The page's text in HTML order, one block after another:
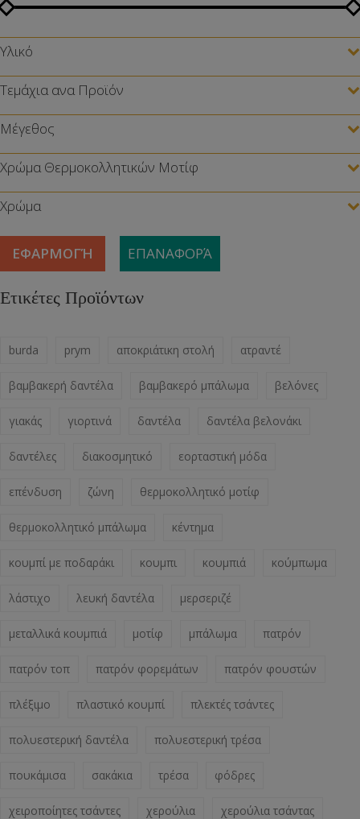
Υλικό
Τεμάχια ανα Προϊόν
Μέγεθος
Χρώμα Θερμοκολλητικών Μοτίφ
Χρώμα
ΕΦΑΡΜΟΓΉ ΕΠΑΝΑΦΟΡΆ
Ετικέτες Προϊόντων
burda prym αποκριάτικη στολή ατραντέ
βαμβακερή δαντέλα βαμβακερό μπάλωμα βελόνες
γιακάς γιορτινά δαντέλα δαντέλα βελονάκι
δαντέλες διακοσμητικό εορταστική μόδα
επένδυση ζώνη θερμοκολλητικό μοτίφ
θερμοκολλητικό μπάλωμα κέντημα
κουμπί με ποδαράκι κουμπι κουμπιά κούμπωμα
λάστιχο λευκή δαντέλα μερσεριζέ
μεταλλικά κουμπιά μοτίφ μπάλωμα πατρόν
πατρόν τοπ πατρόν φορεμάτων πατρόν φουστών
πλέξιμο πλαστικό κουμπί πλεκτές τσάντες
πολυεστερική δαντέλα πολυεστερική τρέσα
πουκάμισα σακάκια τρέσα φόδρες
χειροποίητες τσάντες χερούλια χερούλια τσάντας